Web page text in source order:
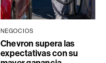
NEGOCIOS
Chevron supera las
expectativas con su